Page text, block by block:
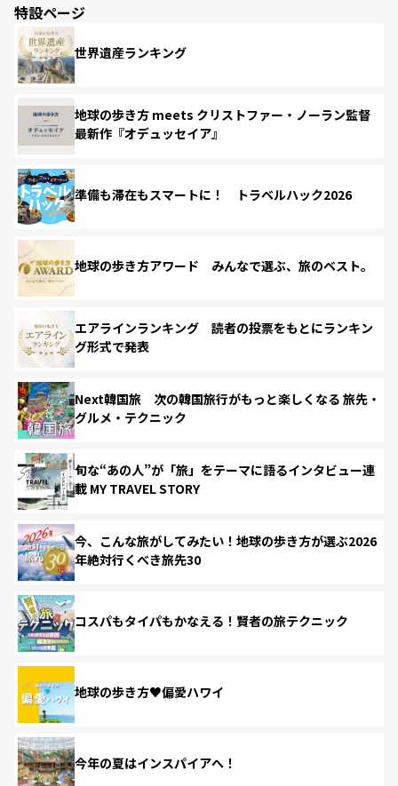
特設ページ
世界遺産ランキング
地球の歩き方 meets クリストファー・ノーラン監督
最新作『オデュッセイア』
準備も滞在もスマートに！ トラベルハック2026
地球の歩き方アワード みんなで選ぶ、旅のベスト。
エアラインランキング 読者の投票をもとにランキン
グ形式で発表
Next韓国旅 次の韓国旅行がもっと楽しくなる 旅先・
グルメ・テクニック
旬な“あの人”が「旅」をテーマに語るインタビュー連
載 MY TRAVEL STORY
今、こんな旅がしてみたい！地球の歩き方が選ぶ2026
年絶対行くべき旅先30
コスパもタイパもかなえる！賢者の旅テクニック
地球の歩き方♥偏愛ハワイ
今年の夏はインスパイアへ！